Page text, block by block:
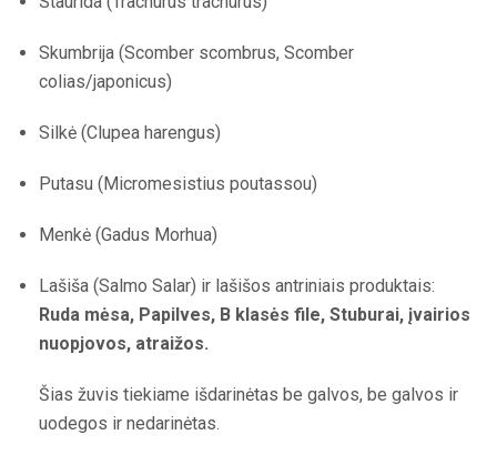
Skumbrija (Scomber scombrus, Scomber
colias/japonicus)
Silkė (Clupea harengus)
Putasu (Micromesistius poutassou)
Menkė (Gadus Morhua)
Lašiša (Salmo Salar) ir lašišos antriniais produktais:
Ruda mėsa, Papilves, B klasės file, Stuburai, įvairios
nuopjovos, atraižos.
Šias žuvis tiekiame išdarinėtas be galvos, be galvos ir
uodegos ir nedarinėtas.